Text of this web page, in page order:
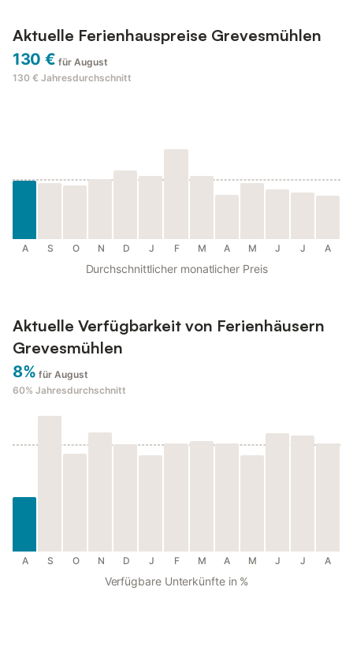
Aktuelle Ferienhauspreise Grevesmühlen
130 € für August
130 € Jahresdurchschnitt
A S O N D J F M A M J J A
Durchschnittlicher monatlicher Preis
Aktuelle Verfügbarkeit von Ferienhäusern
Grevesmühlen
8% für August
60% Jahresdurchschnitt
A S O N D J F M A M J J A
Verfügbare Unterkünfte in %